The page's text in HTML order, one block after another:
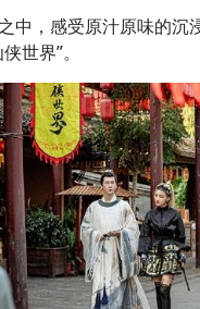
，感受原汁原味的沉
世界”。